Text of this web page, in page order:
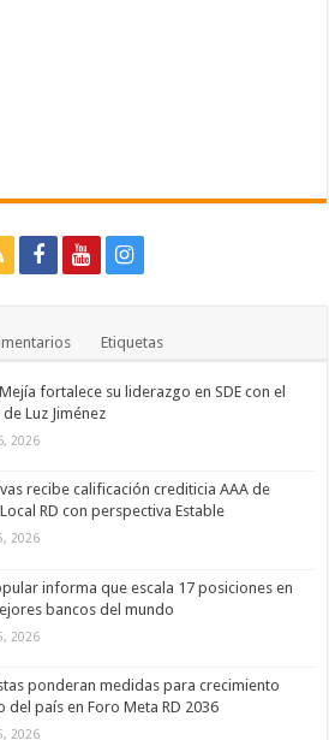
Etiquetas
fortalece su liderazgo en SDE con el
Luz Jiménez
2026
recibe calificación crediticia AAA de
RD con perspectiva Estable
2026
informa que escala 17 posiciones en
bancos del mundo
2026
ponderan medidas para crecimiento
del país en Foro Meta RD 2036
2026